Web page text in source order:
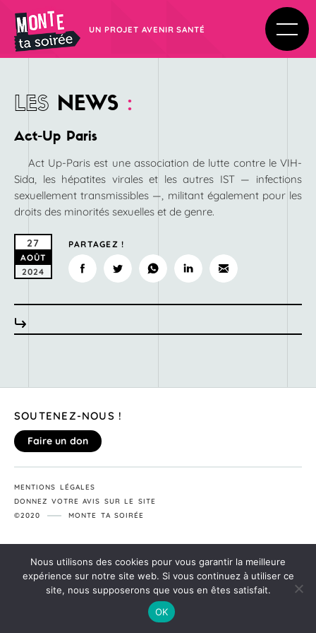
UN PROJET AVENIR SANTÉ
LES NEWS :
Act-Up Paris
Act Up-Paris est une association de lutte contre le VIH-
Sida, les hépatites virales et les autres IST — infections
sexuellement transmissibles —, militant également pour les
droits des minorités sexuelles et de genre.
27
AOÛT
2024
PARTAGEZ !
SOUTENEZ-NOUS !
Faire un don
MENTIONS LÉGALES
DONNEZ VOTRE AVIS SUR LE SITE
©2020
MONTE TA SOIRÉE
Nous utilisons des cookies pour vous garantir la meilleure
expérience sur notre site web. Si vous continuez à utiliser ce
site, nous supposerons que vous en êtes satisfait.
OK